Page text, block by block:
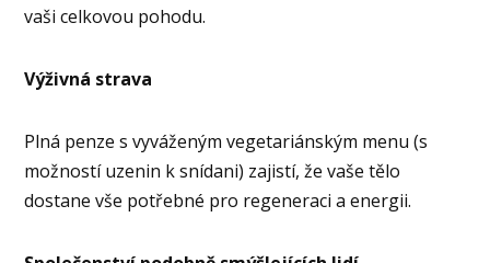
vaši celkovou pohodu.
Výživná strava
Plná penze s vyváženým vegetariánským menu (s
možností uzenin k snídani) zajistí, že vaše tělo
dostane vše potřebné pro regeneraci a energii.